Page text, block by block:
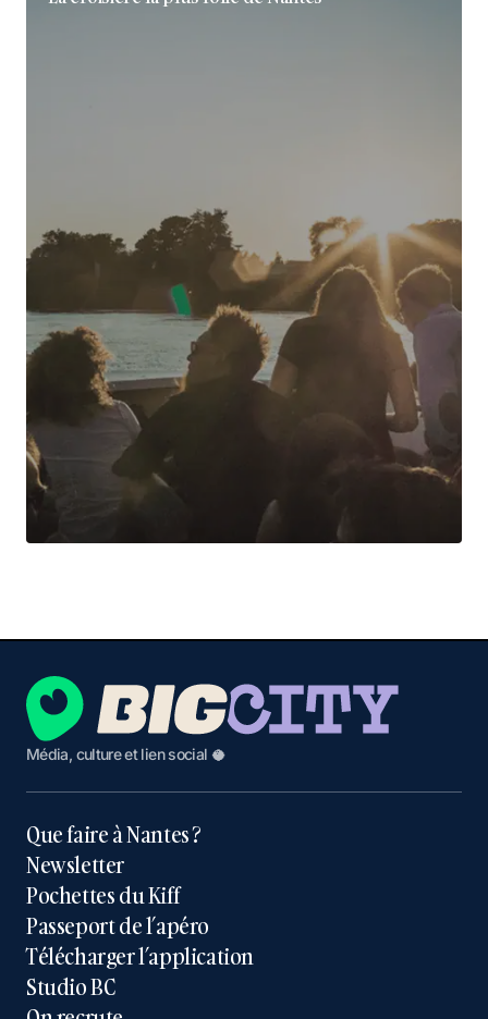
Média, culture et lien social 🥥
Que faire à Nantes ?
Newsletter
Pochettes du Kiff
Passeport de l’apéro
Télécharger l’application
Studio BC